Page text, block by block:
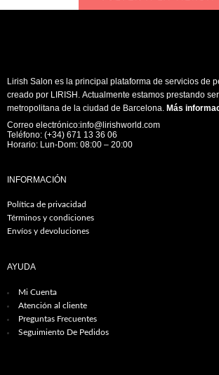
Lirish Salon es la principal plataforma de servicios de
creado por LIRISH. Actualmente estamos prestando
metropolitana de la ciudad de Barcelona. Más
Correo electrónico:info@lirishworld.com
Teléfono: (+34) 671 13 36 06
Horario: Lun-Dom: 08:00 – 20:00
INFORMACIÓN
Política de privacidad
Términos y condiciones
Envíos y devoluciones
AYUDA
Mi Cuenta
Atención al cliente
Preguntas Frecuentes
Seguimiento De Pedidos